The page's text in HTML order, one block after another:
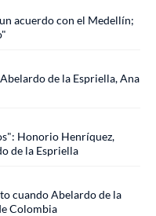
acuerdo con el Medellín;
de la Espriella, Ana
Honorio Henríquez,
de la Espriella
cuando Abelardo de la
Colombia